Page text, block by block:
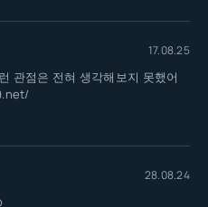
17.08.25
관점은 전혀 생각해보지 못했어
28.08.24